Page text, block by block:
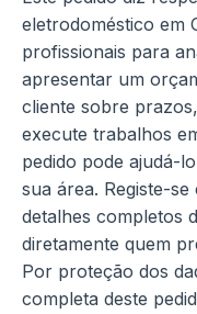
eletrodoméstico em
profissionais para
apresentar um
cliente sobre
execute trabalhos
pedido pode ajudá-
sua área. Registe-
detalhes completos
diretamente quem
Por proteção dos
completa deste